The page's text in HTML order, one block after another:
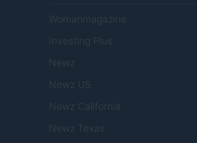
Womanmagazine
Investing Plus
Newz
Newz US
Newz California
Newz Texas